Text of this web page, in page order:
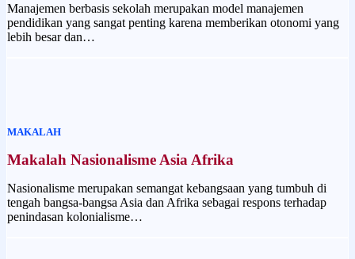
Manajemen berbasis sekolah merupakan model manajemen
pendidikan yang sangat penting karena memberikan otonomi yang
lebih besar dan…
MAKALAH
Makalah Nasionalisme Asia Afrika
Nasionalisme merupakan semangat kebangsaan yang tumbuh di
tengah bangsa-bangsa Asia dan Afrika sebagai respons terhadap
penindasan kolonialisme…